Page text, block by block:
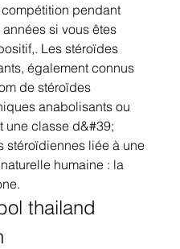
pendant
si vous êtes
Les stéroïdes
également connus
de stéroïdes
anabolisants ou
une classe d&#39;
stéroïdiennes liée à une
humaine : la
thailand